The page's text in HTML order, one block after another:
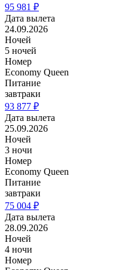
95 981 ₽
Дата вылета
24.09.2026
Ночей
5 ночей
Номер
Economy Queen
Питание
завтраки
93 877 ₽
Дата вылета
25.09.2026
Ночей
3 ночи
Номер
Economy Queen
Питание
завтраки
75 004 ₽
Дата вылета
28.09.2026
Ночей
4 ночи
Номер